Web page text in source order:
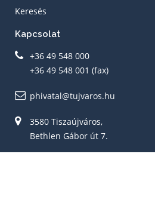
Keresés
Kapcsolat
+36 49 548 000
+36 49 548 001 (fax)
phivatal@tujvaros.hu
3580 Tiszaújváros,
Bethlen Gábor út 7.